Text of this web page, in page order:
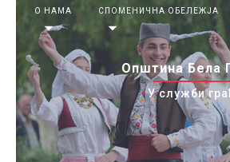
О НАМА
arrow_drop_down
СПОМЕНИЧНА ОБЕЛЕЖЈА
arrow_drop_down
Општина Бела
У служби